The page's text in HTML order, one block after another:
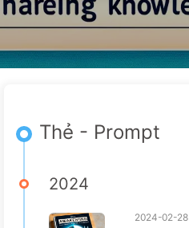
Thẻ - Prompt
2024
2024-02-28